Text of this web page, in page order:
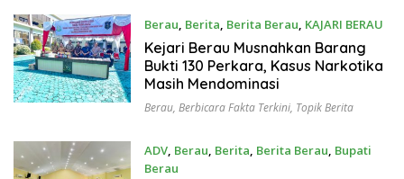
Berau, Berita, Berita Berau, KAJARI BERAU
Juli 28, 2026
Kejari Berau Musnahkan Barang
Bukti 130 Perkara, Kasus Narkotika
Masih Mendominasi
Berau, Berbicara Fakta Terkini, Topik Berita
ADV, Berau, Berita, Berita Berau, Bupati
Berau